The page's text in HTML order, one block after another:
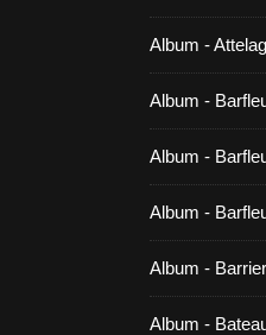
Album -
Album -
Album -
Album -
Album -
Album -